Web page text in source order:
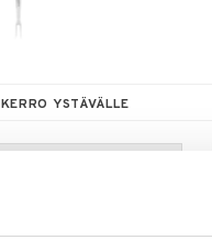
KERRO YSTÄVÄLLE